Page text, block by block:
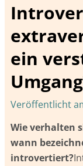
ein
Veröffentlicht
Wie verhalten
wann
introvertiert?